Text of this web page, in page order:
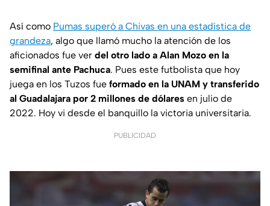
Así como Pumas superó a Chivas en una estadística de
grandeza, algo que llamó mucho la atención de los
aficionados fue ver del otro lado a Alan Mozo en la
semifinal ante Pachuca. Pues este futbolista que hoy
juega en los Tuzos fue formado en la UNAM y transferido
al Guadalajara por 2 millones de dólares en julio de
2022. Hoy vi desde el banquillo la victoria universitaria.
PUBLICIDAD